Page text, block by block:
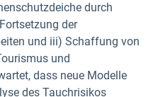
durch
der
und iii) Schaffung von
und
dass neue Modelle
des Tauchrisikos